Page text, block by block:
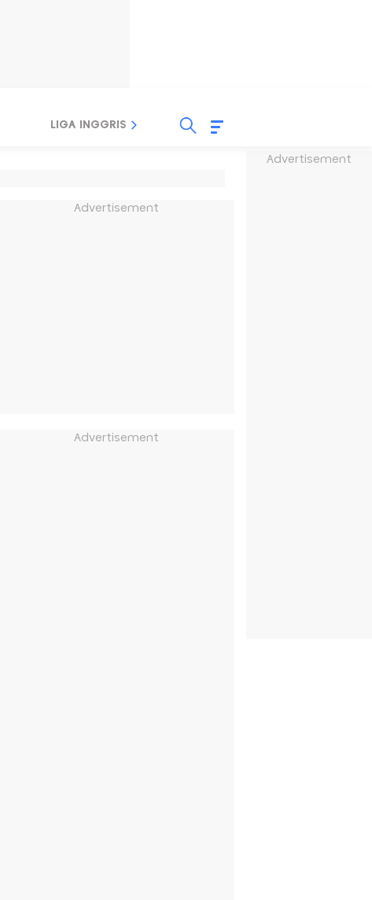
Advertisement
LIGA INGGRIS LIGA ITALIA
Advertisement
Advertisement